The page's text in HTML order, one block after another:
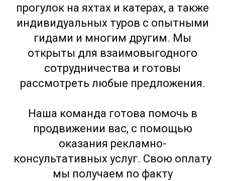
прогулок на яхтах и катерах, а также
индивидуальных туров с опытными
гидами и многим другим. Мы
открыты для взаимовыгодного
сотрудничества и готовы
рассмотреть любые предложения.
Наша команда готова помочь в
продвижении вас, с помощью
оказания рекламно-
консультативных услуг. Свою оплату
мы получаем по факту